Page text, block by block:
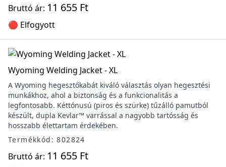
Bruttó ár: 11 655 Ft
🔴 Elfogyott
Wyoming Welding Jacket - XL
A Wyoming hegesztőkabát kiváló választás olyan hegesztési
munkákhoz, ahol a biztonság és a funkcionalitás a
legfontosabb. Kéttónusú (piros és szürke) tűzálló pamutból
készült, dupla Kevlar™ varrással a nagyobb tartósság és
hosszabb élettartam érdekében.
Termékkód: 802824
Bruttó ár: 11 655 Ft